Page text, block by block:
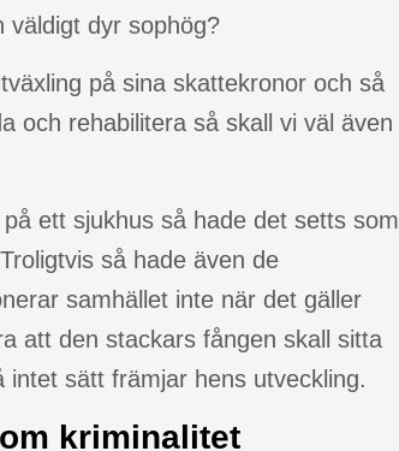
väldigt dyr sophög?
på sina skattekronor och så
och rehabilitera så skall vi väl även
ett sjukhus så hade det setts som
så hade även de
samhället inte när det gäller
att den stackars fången skall sitta
sätt främjar hens utveckling.
om kriminalitet